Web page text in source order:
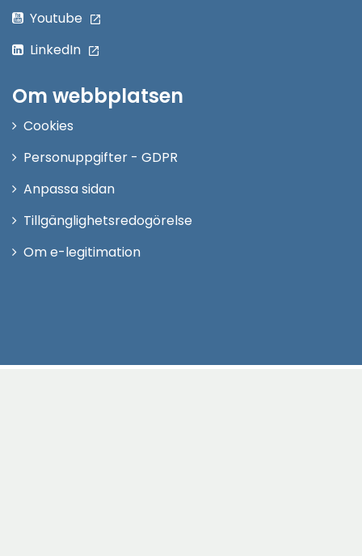
Youtube
LinkedIn
Om webbplatsen
Cookies
Personuppgifter - GDPR
Anpassa sidan
Tillgänglighetsredogörelse
Om e-legitimation